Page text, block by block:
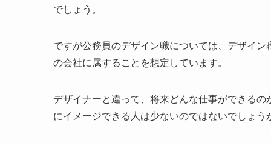
でしょう。
ですが公務員のデザイン職については、デザイ
の会社に属することを想定しています。
デザイナーと違って、将来どんな仕事ができる
にイメージできる人は少ないのではないでしょう